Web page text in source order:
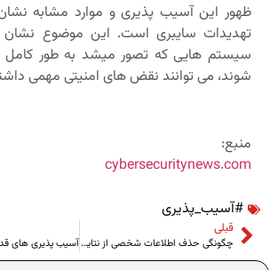
ظهور این آسیب پذیری و موارد مشابه
تهدیدات سایبری است. این موضوع
سیستم هایی که تصور میشد به طور کامل
شوند، می توانند نقض های امنیتی مهمی
منبع:
cybersecuritynews.com
#آسیب_پذیری
قبلی
چگونگی حذف اطلاعات شخصی از نتایج گوگل؟